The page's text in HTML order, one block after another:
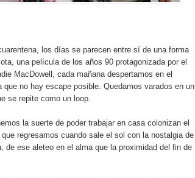
los días se parecen entre sí de una forma
una película de los años 90 protagonizada por el
MacDowell, cada mañana despertamos en el
que no hay escape posible. Quedamos varados en un
se repite como un loop.
la suerte de poder trabajar en casa colonizan el
regresamos cuando sale el sol con la nostalgia de
de ese aleteo en el alma que la proximidad del fin de